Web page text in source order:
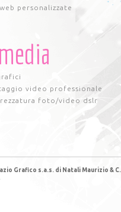
personalizzate
video professionale
foto/video dslr
Grafico s.a.s. di Natali Maurizio & C.